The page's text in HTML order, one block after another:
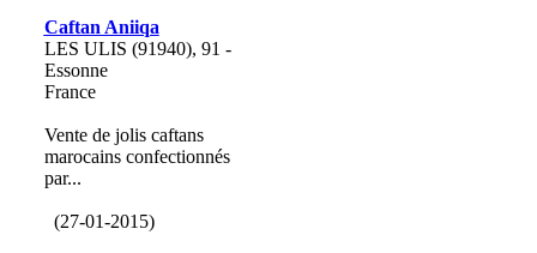
Caftan Aniiqa
LES ULIS (91940), 91 -
Essonne
France
Vente de jolis caftans
marocains confectionnés
par...
(27-01-2015)